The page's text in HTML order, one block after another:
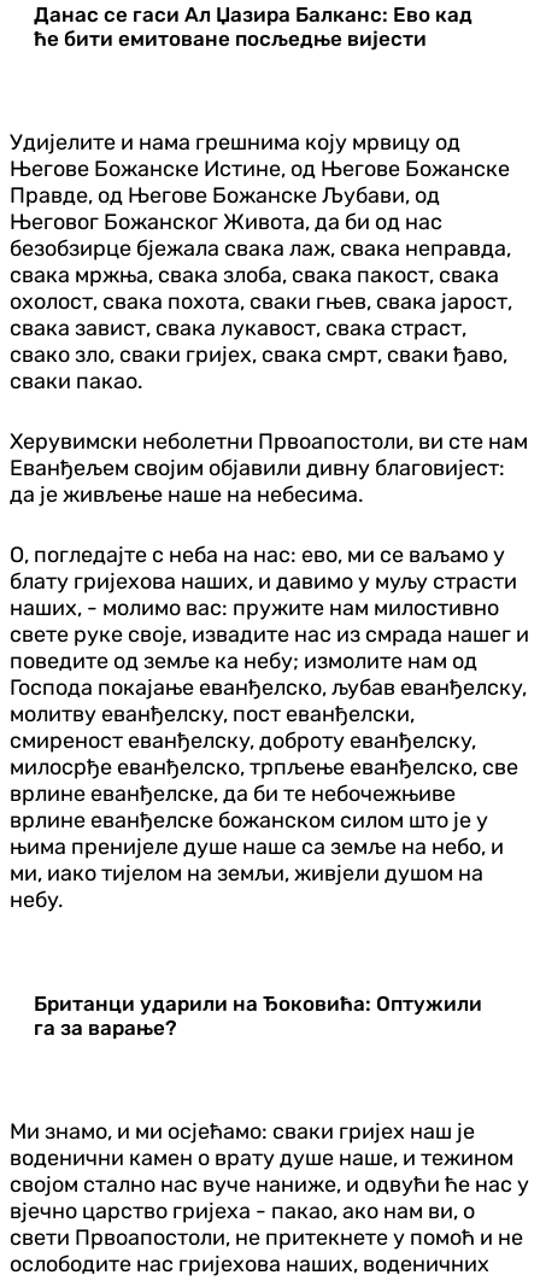
Данас се гаси Ал Џазира Балканс: Ево кад
ће бити емитоване посљедње вијести
Удијелите и нама грешнима коју мрвицу од
Његове Божанске Истине, од Његове Божанске
Правде, од Његове Божанске Љубави, од
Његовог Божанског Живота, да би од нас
безобзирце бјежала свака лаж, свака неправда,
свака мржња, свака злоба, свака пакост, свака
охолост, свака похота, сваки гњев, свака јарост,
свака завист, свака лукавост, свака страст,
свако зло, сваки гријех, свака смрт, сваки ђаво,
сваки пакао.
Херувимски неболетни Првоапостоли, ви сте нам
Еванђељем својим објавили дивну благовијест:
да је живљење наше на небесима.
О, погледајте с неба на нас: ево, ми се ваљамо у
блату гријехова наших, и давимо у муљу страсти
наших, - молимо вас: пружите нам милостивно
свете руке своје, извадите нас из смрада нашег и
поведите од земље ка небу; измолите нам од
Господа покајање еванђелско, љубав еванђелску,
молитву еванђелску, пост еванђелски,
смиреност еванђелску, доброту еванђелску,
милосрђе еванђелско, трпљење еванђелско, све
врлине еванђелске, да би те небочежњиве
врлине еванђелске божанском силом што је у
њима пренијеле душе наше са земље на небо, и
ми, иако тијелом на земљи, живјели душом на
небу.
Британци ударили на Ђоковића: Оптужили
га за варање?
Ми знамо, и ми осјећамо: сваки гријех наш је
воденични камен о врату душе наше, и тежином
својом стално нас вуче наниже, и одвући ће нас у
вјечно царство гријеха - пакао, ако нам ви, о
свети Првоапостоли, не притекнете у помоћ и не
ослободите нас гријехова наших, воденичних